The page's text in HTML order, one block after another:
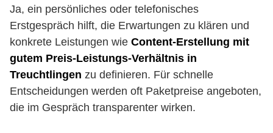
Ja, ein persönliches oder telefonisches
Erstgespräch hilft, die Erwartungen zu klären und
konkrete Leistungen wie Content-Erstellung mit
gutem Preis-Leistungs-Verhältnis in
Treuchtlingen zu definieren. Für schnelle
Entscheidungen werden oft Paketpreise angeboten,
die im Gespräch transparenter wirken.